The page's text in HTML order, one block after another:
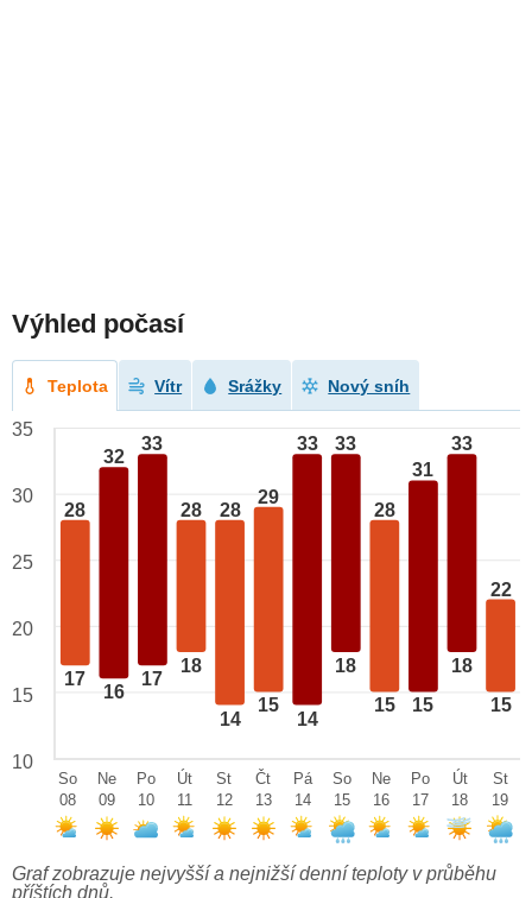
Výhled počasí
Teplota Vítr Srážky Nový sníh
28
17
32
16
33
17
28
18
28
14
29
15
33
14
33
18
28
15
31
15
33
18
22
15
35
30
25
20
15
10
So
08
Ne
09
Po
10
Út
11
St
12
Čt
13
Pá
14
So
15
Ne
16
Po
17
Út
18
St
19
Graf zobrazuje nejvyšší a nejnižší denní teploty v průběhu
příštích dnů.